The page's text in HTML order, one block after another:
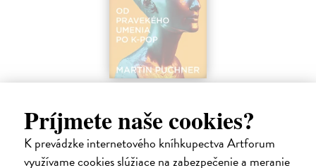
Príjmete naše cookies?
K prevádzke internetového kníhkupectva Artforum
využívame cookies slúžiace na zabezpečenie a meranie
Príbeh kultúr
Načo je dobré umenie? Prečo by nás mala zaujímať minulosť?
Na stiahnutie ako EPUB MOBI PDF